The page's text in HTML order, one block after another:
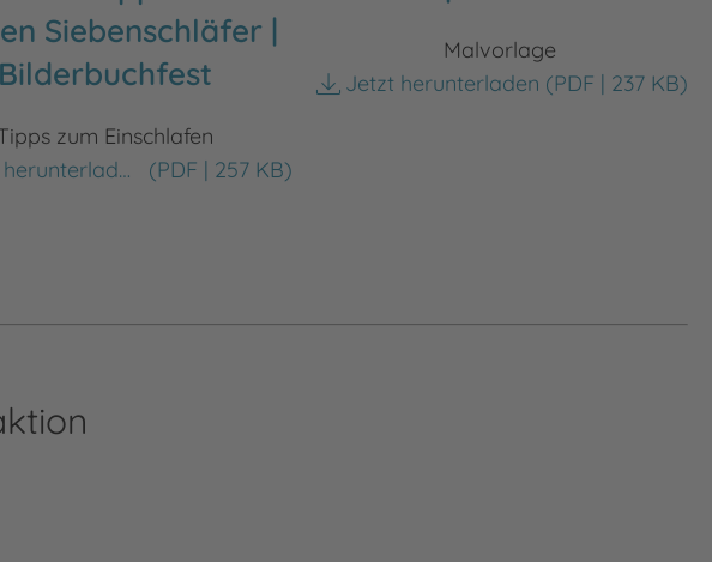
Siebenschläfer |
Bilderbuchfest
zum Einschlafen
Jetzt herunterladen
(PDF | 257 KB)
Malvorlage
Jetzt herunterladen (PDF | 237 KB)